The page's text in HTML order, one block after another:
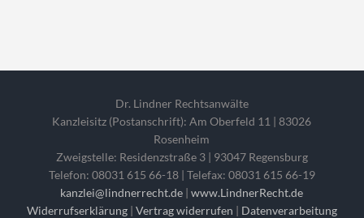
Dr. Lindner Rechtsanwälte
Kanzleisitz (Postanschrift): Am Oberfeld 11 | 83026
Rosenheim
Zweigstelle: Residenzstraße 3 | 93047 Regensburg
Telefon: 08031 615 66-18 | Telefax: 08031 615 66-19
kanzlei@lindnerrecht.de |www.LindnerRecht.de
Widerrufserklärung| Vertrag widerrufen | Datenverarbeitung